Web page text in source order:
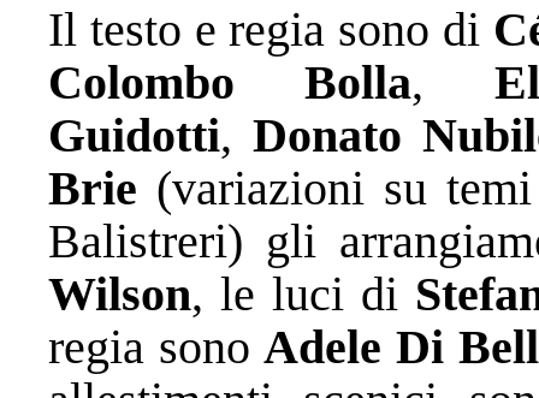
Il testo e regia sono di
Colombo Bolla,
Guidotti,Donato
Brie (variazioni su
Balistreri) gli
Wilson, le luci di
regia sonoAdele Di